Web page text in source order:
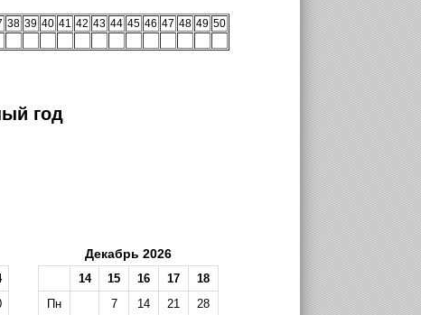
38 39 40 41 42 43 44 45 46 47 48 49 50
год
Декабрь 2026
14 15 16 17
18
Пн
7 14 21
28